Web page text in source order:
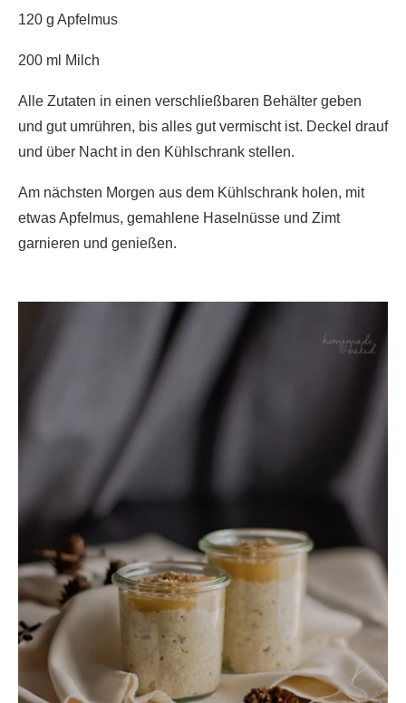
120 g Apfelmus
200 ml Milch
Alle Zutaten in einen verschließbaren Behälter geben
und gut umrühren, bis alles gut vermischt ist. Deckel drauf
und über Nacht in den Kühlschrank stellen.
Am nächsten Morgen aus dem Kühlschrank holen, mit
etwas Apfelmus, gemahlene Haselnüsse und Zimt
garnieren und genießen.